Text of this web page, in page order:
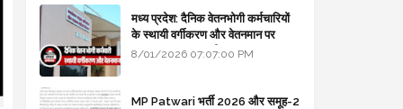
मध्य प्रदेश: दैनिक वेतनभोगी कर्मचारियों
के स्थायी वर्गीकरण और वेतनमान पर
सरकार का बड़ा स्पष्टीकरण
8/01/2026 07:07:00 PM
MP Patwari भर्ती 2026 और समूह-2